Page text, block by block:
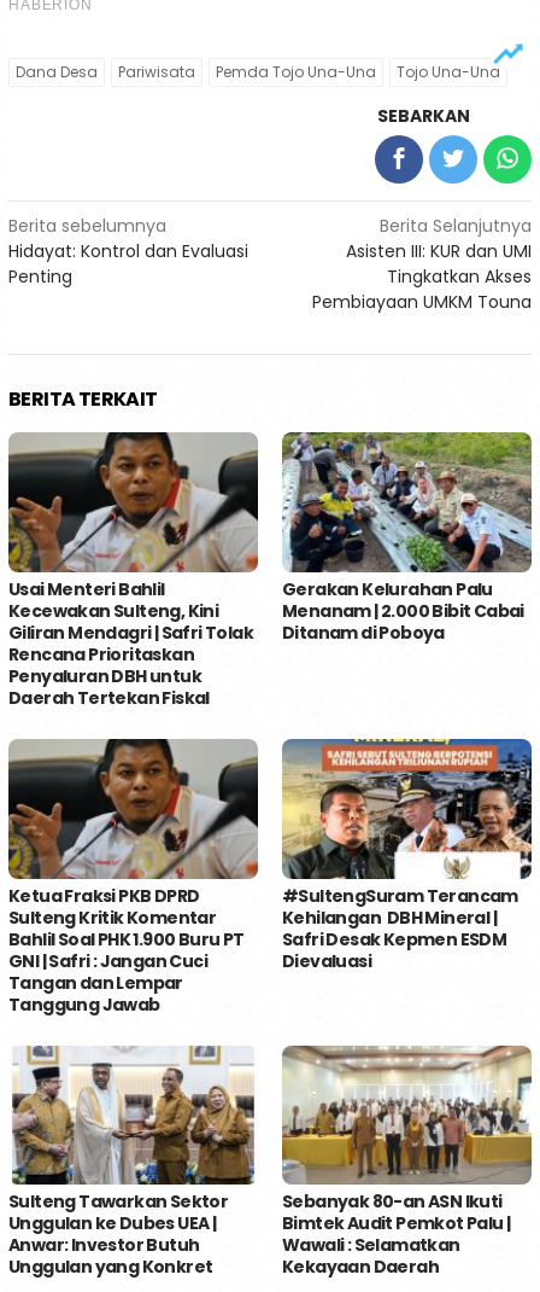
Dana Desa Pariwisata Pemda Tojo Una-Una Tojo Una-Una
SEBARKAN
Navigasi
pos
Berita sebelumnya
Hidayat: Kontrol dan Evaluasi
Penting
Berita Selanjutnya
Asisten III: KUR dan UMI
Tingkatkan Akses
Pembiayaan UMKM Touna
BERITA TERKAIT
Usai Menteri Bahlil
Kecewakan Sulteng, Kini
Giliran Mendagri | Safri Tolak
Rencana Prioritaskan
Penyaluran DBH untuk
Daerah Tertekan Fiskal
Gerakan Kelurahan Palu
Menanam | 2.000 Bibit Cabai
Ditanam di Poboya
Ketua Fraksi PKB DPRD
Sulteng Kritik Komentar
Bahlil Soal PHK 1.900 Buru PT
GNI | Safri : Jangan Cuci
Tangan dan Lempar
Tanggung Jawab
#SultengSuram Terancam
Kehilangan DBH Mineral |
Safri Desak Kepmen ESDM
Dievaluasi
Sulteng Tawarkan Sektor
Unggulan ke Dubes UEA |
Anwar: Investor Butuh
Unggulan yang Konkret
Sebanyak 80-an ASN Ikuti
Bimtek Audit Pemkot Palu |
Wawali : Selamatkan
Kekayaan Daerah